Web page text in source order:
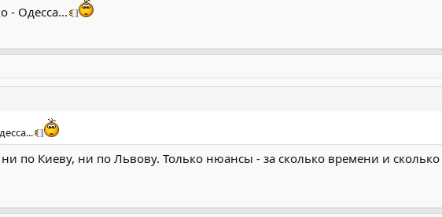
- Одесса...
по Киеву, ни по Львову. Только нюансы - за сколько времени и сколько